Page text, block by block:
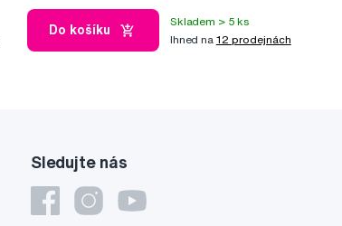
Do košíku
Skladem > 5 ks
Ihned na 12 prodejnách
Sledujte nás